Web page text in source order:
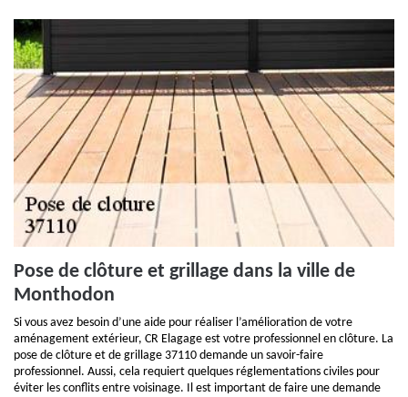
Pose de clôture et grillage dans la ville de
Monthodon
Si vous avez besoin d’une aide pour réaliser l’amélioration de votre
aménagement extérieur, CR Elagage est votre professionnel en clôture. La
pose de clôture et de grillage 37110 demande un savoir-faire
professionnel. Aussi, cela requiert quelques réglementations civiles pour
éviter les conflits entre voisinage. Il est important de faire une demande